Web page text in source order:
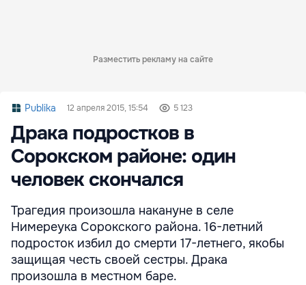
Разместить рекламу на сайте
Publika 12 апреля 2015, 15:54 5 123
Драка подростков в
Сорокском районе: один
человек скончался
Трагедия произошла накануне в селе
Нимереука Сорокского района. 16-летний
подросток избил до смерти 17-летнего, якобы
защищая честь своей сестры. Драка
произошла в местном баре.